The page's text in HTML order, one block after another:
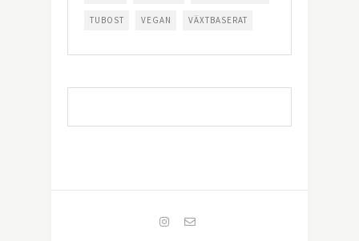
TUBOST VEGAN VÄXTBASERAT